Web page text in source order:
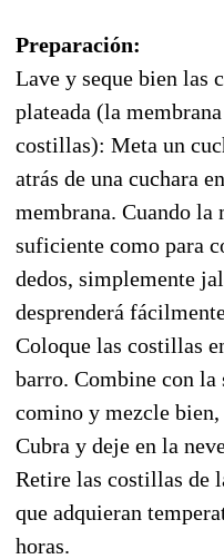
Preparación:
Lave y seque bien las
plateada (la
costillas): Meta un
atrás de una cuchara
membrana. Cuando la
suficiente como para
dedos, simplemente
desprenderá
Coloque las costillas
barro. Combine con la
comino y mezcle
Cubra y deje en la
Retire las costillas de
que adquieran
horas.